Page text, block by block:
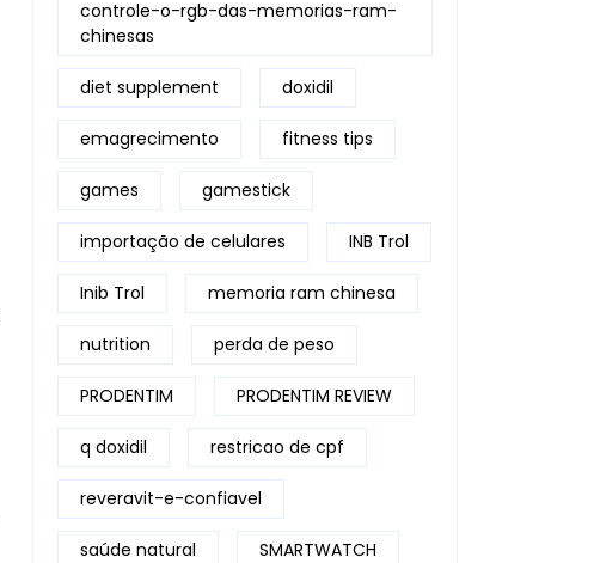
controle-o-rgb-das-memorias-ram-
chinesas
diet supplement doxidil
emagrecimento fitness tips
games gamestick
importação de celulares INB Trol
Inib Trol memoria ram chinesa
nutrition perda de peso
PRODENTIM PRODENTIM REVIEW
q doxidil restricao de cpf
reveravit-e-confiavel
saúde natural SMARTWATCH